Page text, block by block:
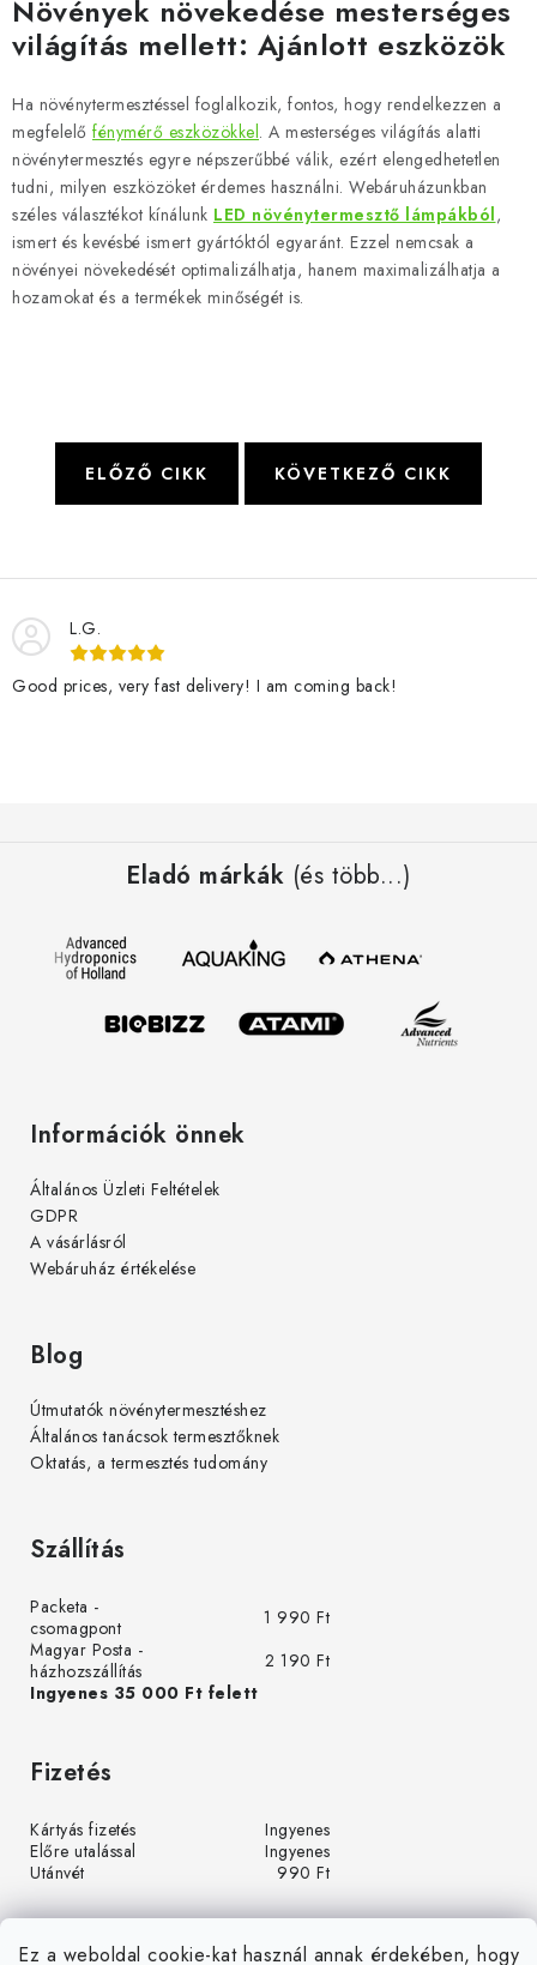
Ez a weboldal cookie-kat használ annak érdekében, hogy
Növények növekedése mesterséges
világítás mellett: Ajánlott eszközök
Ha növénytermesztéssel foglalkozik, fontos, hogy rendelkezzen a
megfelelő fénymérő eszközökkel. A mesterséges világítás alatti
növénytermesztés egyre népszerűbbé válik, ezért elengedhetetlen
tudni, milyen eszközöket érdemes használni. Webáruházunkban
széles választékot kínálunk LED növénytermesztő lámpákból,
ismert és kevésbé ismert gyártóktól egyaránt. Ezzel nemcsak a
növényei növekedését optimalizálhatja, hanem maximalizálhatja a
hozamokat és a termékek minőségét is.
ELŐZŐ CIKK KÖVETKEZŐ CIKK
L.G.
Good prices, very fast delivery! I am coming back!
Eladó márkák (és több...)
Információk önnek
Általános Üzleti Feltételek
GDPR
A vásárlásról
Webáruház értékelése
Blog
Útmutatók növénytermesztéshez
Általános tanácsok termesztőknek
Oktatás, a termesztés tudomány
Szállítás
Packeta -
csomagpont
1 990 Ft
Magyar Posta -
házhozszállítás
2 190 Ft
Ingyenes 35 000 Ft felett
Fizetés
Kártyás fizetés
Ingyenes
Előre utalással
Ingyenes
Utánvét
990 Ft